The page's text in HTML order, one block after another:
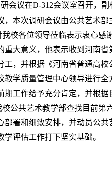
会议在D-312会议室召开，
本次调研会议由公共艺术部
校各位领导莅临表示衷心感
大意义，他表示收到河南
，并根据《河南省普通高
学质量管理中心领导进行
工作给予充分肯定，并根据
公共艺术教学部查找目前第
署和细致安排，并动员公
评估工作打下坚实基础。